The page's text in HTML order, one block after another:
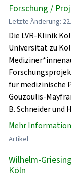
Forschung /
Letzte Änderung:
Die LVR-Klinik
Universität zu
für medizinische
Gouzoulis-
B. Schneider und
Mehr
Artikel
Wilhelm-
Köln